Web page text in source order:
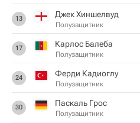
13 Джек Хиншелвуд
Полузащитник
17 Карлос Балеба
Полузащитник
24 Ферди Кадиоглу
Полузащитник
30 Паскаль Грос
Полузащитник